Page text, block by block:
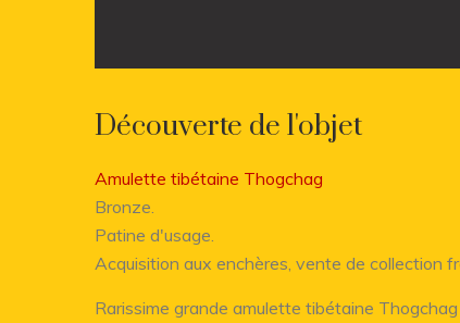
Découverte de l'objet
Amulette tibétaine Thogchag
Bronze.
Patine d'usage.
Acquisition aux enchères, vente de collection
Rarissime grande amulette tibétaine